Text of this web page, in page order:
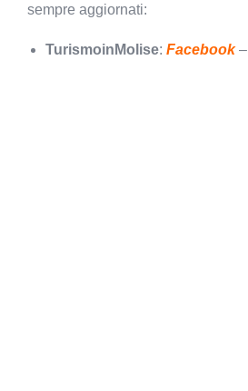
sempre aggiornati:
TurismoinMolise: Facebook–